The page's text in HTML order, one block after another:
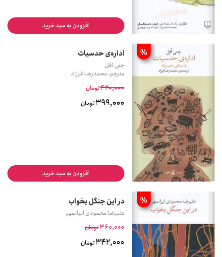
افزودن به سبد خرید
% اداره‌ی حدسیات
جنی افل
مترجم: محمدرضا فرزاد
420,000تومان
399,000تومان
افزودن به سبد خرید
% در این جنگل بخواب
علیرضا محمودی ایرانمهر
360,000تومان
342,000تومان